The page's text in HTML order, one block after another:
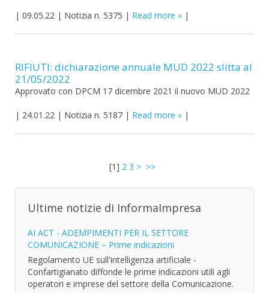
| 09.05.22 | Notizia n. 5375 | Read more |
RIFIUTI: dichiarazione annuale MUD 2022 slitta al
21/05/2022
Approvato con DPCM 17 dicembre 2021 il nuovo MUD 2022
| 24.01.22 | Notizia n. 5187 | Read more |
[1] 2 3 > >>
Ultime notizie di InformaImpresa
AI ACT - ADEMPIMENTI PER IL SETTORE
COMUNICAZIONE – Prime indicazioni
Regolamento UE sull'intelligenza artificiale -
Confartigianato diffonde le prime indicazioni utili agli
operatori e imprese del settore della Comunicazione.